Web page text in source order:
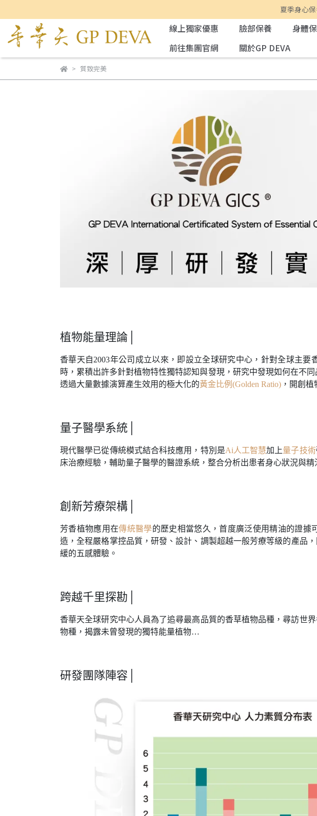
夏季身心
線上獨家優惠 臉部保養 身體
前往集團官網
關於GP DEVA
質致完美
植物能量理論│
香華天自2003年公司成立以來，即設立全球研究中心，針對全球主
時，累積出許多針對植物特性獨特認知與發現，研究中發現如何在不
透過大量數據演算產生效用的極大化的黃金比例(Golden Ratio) ，開創
量子醫學系統│
現代醫學已從傳統模式結合科技應用，特別是Ai人工智慧加上量子技術
床治療經驗，輔助量子醫學的醫證系統，整合分析出患者身心狀況與精
創新芳療架構│
芳香植物應用在傳統醫學的歷史相當悠久 ，首度廣泛使用精油的證據
造 ，全程嚴格掌控品質， 研發、設計、調製超越一般芳療等級的產品 ，
緩的五感體驗。
跨越千里探勘│
香華天全球研究中心人員為了追尋最高品質的香草植物品種 ，尋訪世
物種 ， 揭露未曾發現的獨特能量植物…
研發團隊陣容│